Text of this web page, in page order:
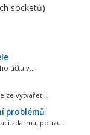
socketů)
účtu v...
vytvářet...
problémů
zdarma, pouze...